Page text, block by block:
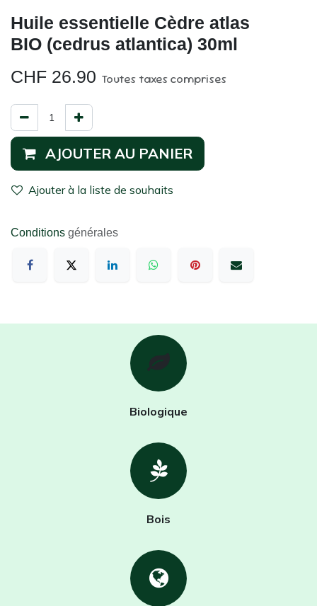
Huile essentielle Cèdre atlas
BIO (cedrus atlantica) 30ml
CHF 26.90 Toutes taxes comprises
AJOUTER AU PANIER
Ajouter à la liste de souhaits
Conditions générales
Biologique
Bois